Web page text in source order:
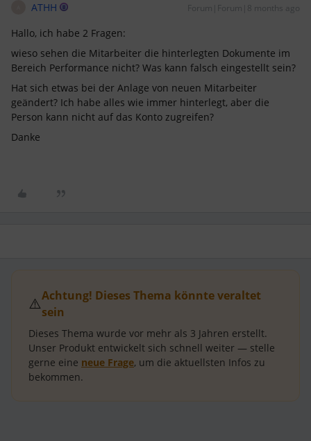
ATHH Forum|Forum|8 months ago
Hallo, ich habe 2 Fragen:
wieso sehen die Mitarbeiter die hinterlegten Dokumente im
Bereich Performance nicht? Was kann falsch eingestellt sein?
Hat sich etwas bei der Anlage von neuen Mitarbeiter
geändert? Ich habe alles wie immer hinterlegt, aber die
Person kann nicht auf das Konto zugreifen?
Danke
⚠️Achtung! Dieses Thema könnte veraltet
sein
Dieses Thema wurde vor mehr als 3 Jahren erstellt.
Unser Produkt entwickelt sich schnell weiter — stelle
gerne eine neue Frage, um die aktuellsten Infos zu
bekommen.